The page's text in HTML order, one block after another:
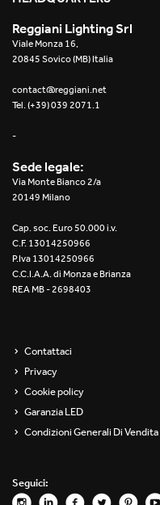
2018
2017
2015
2014
2013
2012
Reggiani Lighting Srl
Viale Monza 16,
20845 Sovico (MB) Italia
contact@reggiani.net
Tel. (+39) 039 2071.1
-
Sede legale:
Via Monte Bianco 2/a
20149 Milano
Cap. soc. Euro 50.000 i.v.
C.F. 13014250966
P.Iva 13014250966
C.C.I.A.A. di Monza e Brianza
REA MB - 2698403
Contattaci
Privacy
Cookie policy
Garanzia LED
Condizioni Generali Di Vendita
Seguici: